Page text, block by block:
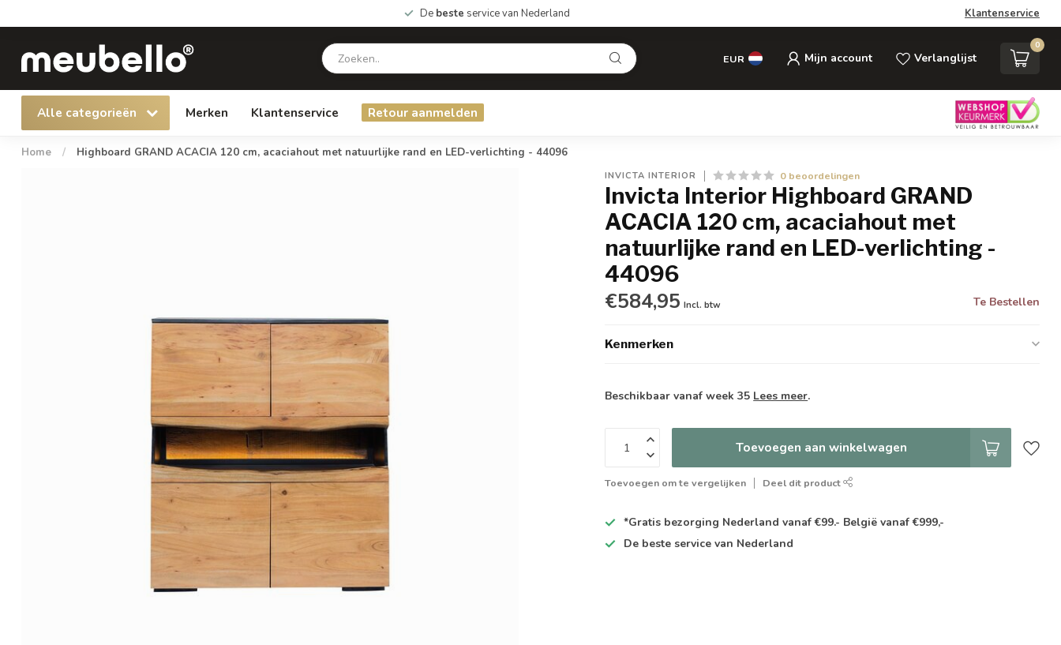
De beste service van Nederland Klantenservice
EUR Mijn account Verlanglijst
0
Alle categorieën Merken Klantenservice Retour aanmelden
Home / Highboard GRAND ACACIA 120 cm, acaciahout met natuurlijke rand en LED-verlichting - 44096
INVICTA INTERIOR 0 beoordelingen
Invicta Interior Highboard GRAND
ACACIA 120 cm, acaciahout met
natuurlijke rand en LED-verlichting -
44096
€584,95 Incl. btw Te Bestellen
Kenmerken
Beschikbaar vanaf week 35 Lees meer.
Toevoegen aan winkelwagen
Toevoegen om te vergelijken Deel dit product
*Gratis bezorging Nederland vanaf €99.- België vanaf €999,-
De beste service van Nederland